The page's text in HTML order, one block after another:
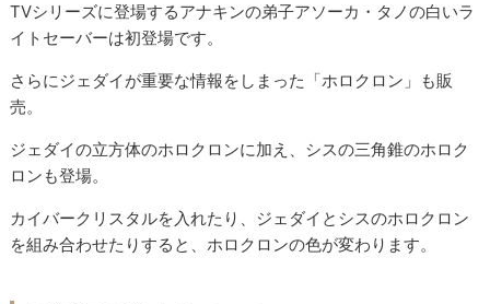
TVシリーズに登場するアナキンの弟子アソーカ・タノの白いラ
イトセーバーは初登場です。
さらにジェダイが重要な情報をしまった「ホロクロン」も販
売。
ジェダイの立方体のホロクロンに加え、シスの三角錐のホロク
ロンも登場。
カイバークリスタルを入れたり、ジェダイとシスのホロクロン
を組み合わせたりすると、ホロクロンの色が変わります。